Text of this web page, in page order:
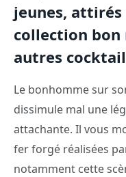
jeunes,
collection bon
autres
Le bonhomme sur
dissimule mal une
attachante. Il vous
fer forgé réalisées
notamment cette